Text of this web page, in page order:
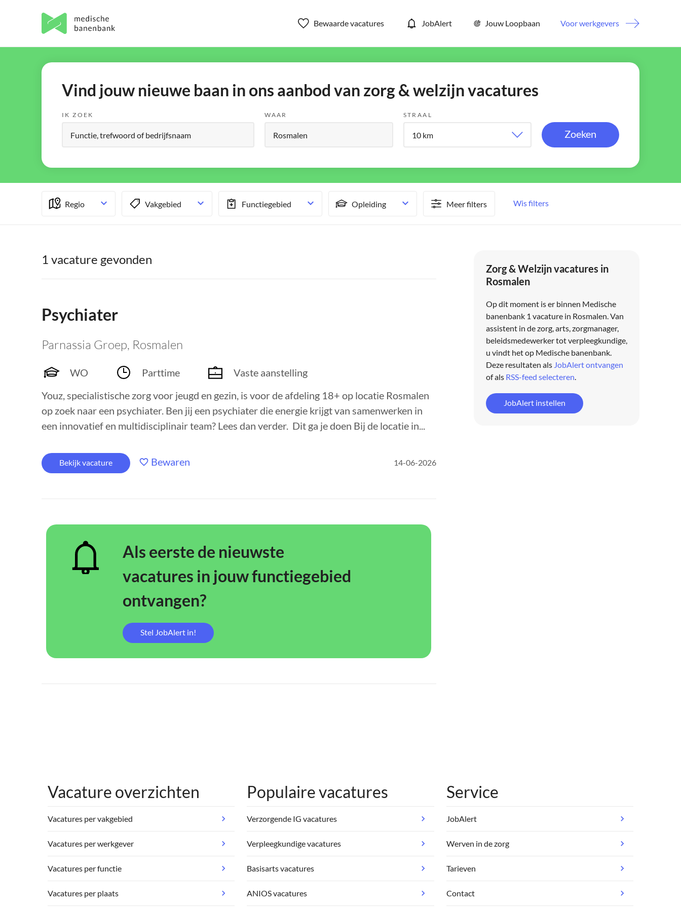
Bewaarde vacatures JobAlert Jouw Loopbaan Voor werkgevers
Vind jouw nieuwe baan in ons aanbod van zorg & welzijn vacatures
IK ZOEK WAAR STRAAL
Zoeken
Regio Vakgebied Functiegebied Opleiding Meer filters Wis filters
Zorg & Welzijn vacatures in
Rosmalen
Op dit moment is er binnen Medische
banenbank 1 vacature in Rosmalen. Van
assistent in de zorg, arts, zorgmanager,
beleidsmedewerker tot verpleegkundige,
u vindt het op Medische banenbank.
Deze resultaten als JobAlert ontvangen
of als RSS-feed selecteren.
JobAlert instellen
1 vacature gevonden
Psychiater
Parnassia Groep, Rosmalen
WO Parttime
Vaste aanstelling
Youz, specialistische zorg voor jeugd en gezin, is voor de afdeling 18+ op locatie Rosmalen
op zoek naar een psychiater. Ben jij een psychiater die energie krijgt van samenwerken in
een innovatief en multidisciplinair team? Lees dan verder. Dit ga je doen Bij de locatie in...
Bekijk vacature Bewaren 14-06-2026
Als eerste de nieuwste
vacatures in jouw functiegebied
ontvangen?
Stel JobAlert in!
Vacature overzichten
Vacatures per vakgebied
Vacatures per werkgever
Vacatures per functie
Vacatures per plaats
Populaire vacatures
Verzorgende IG vacatures
Verpleegkundige vacatures
Basisarts vacatures
ANIOS vacatures
Service
JobAlert
Werven in de zorg
Tarieven
Contact